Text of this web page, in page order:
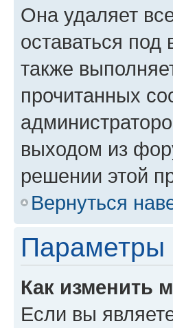
Она удаляет
оставаться
также
прочитанных
выходом из
решении этой
Вернуться
Параметры
Как изменить
Если вы